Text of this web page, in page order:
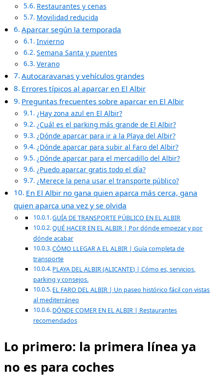
Restaurantes y cenas
Movilidad reducida
Aparcar según la temporada
Invierno
Semana Santa y puentes
Verano
Autocaravanas y vehículos grandes
Errores típicos al aparcar en El Albir
Preguntas frecuentes sobre aparcar en El Albir
¿Hay zona azul en El Albir?
¿Cuál es el parking más grande de El Albir?
¿Dónde aparcar para ir a la Playa del Albir?
¿Dónde aparcar para subir al Faro del Albir?
¿Dónde aparcar para el mercadillo del Albir?
¿Puedo aparcar gratis todo el día?
¿Merece la pena usar el transporte público?
En El Albir no gana quien aparca más cerca, gana
quien aparca una vez y se olvida
GUÍA DE TRANSPORTE PÚBLICO EN EL ALBIR
QUÉ HACER EN EL ALBIR | Por dónde empezar y por
dónde acabar
CÓMO LLEGAR A EL ALBIR | Guía completa de
transporte
PLAYA DEL ALBIR (ALICANTE) | Cómo es, servicios,
parking y consejos.
EL FARO DEL ALBIR | Un paseo histórico fácil con vistas
al mediterráneo
DÓNDE COMER EN EL ALBIR | Restaurantes
recomendados
Lo primero: la primera línea ya
no es para coches